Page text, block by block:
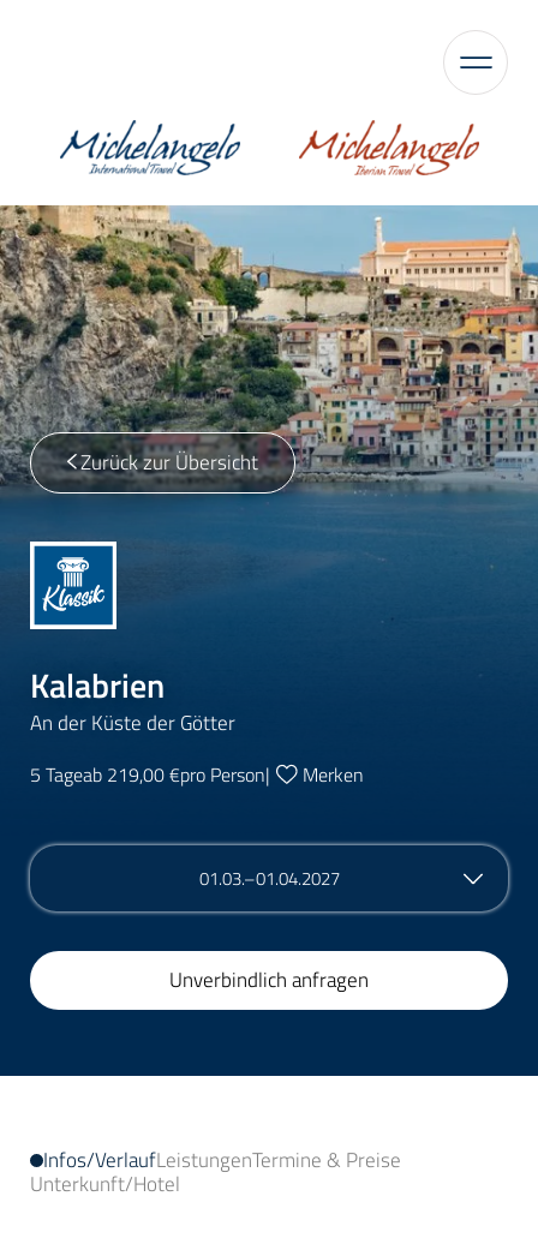
Zurück zur Übersicht
Kalabrien
An der Küste der Götter
5 Tageab 219,00 €pro Person| Merken
01.03.–01.04.2027
Unverbindlich anfragen
Infos/VerlaufLeistungenTermine & Preise
Unterkunft/Hotel